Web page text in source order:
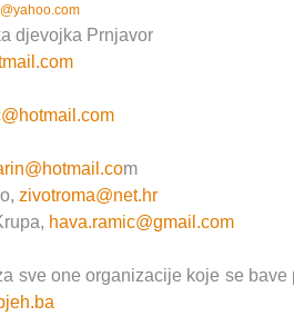
djevojka Prnjavor
m
zivotroma@net.hr
hava.ramic@gmail.com
sve one organizacije koje se